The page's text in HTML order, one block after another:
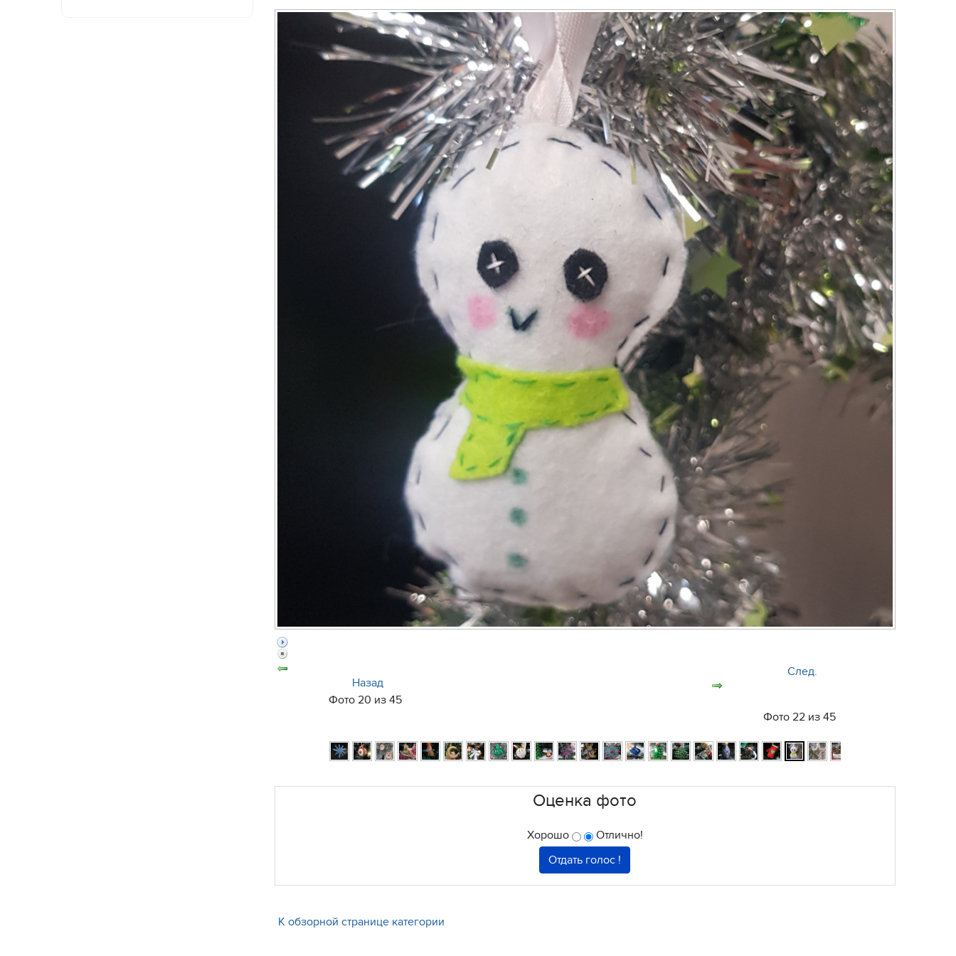
Назад
Фото 20 из 45
След.
Фото 22 из 45
Оценка фото
Хорошо Отлично!
К обзорной странице категории